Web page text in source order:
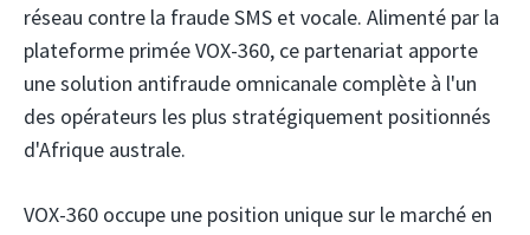
réseau contre la fraude SMS et vocale. Alimenté par la
plateforme primée VOX-360, ce partenariat apporte
une solution antifraude omnicanale complète à l'un
des opérateurs les plus stratégiquement positionnés
d'Afrique australe.
VOX-360 occupe une position unique sur le marché en